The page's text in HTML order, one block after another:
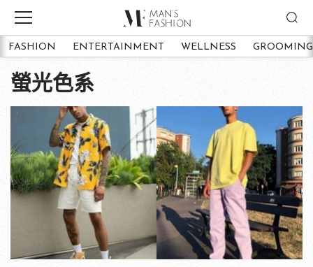
FASHION ENTERTAINMENT WELLNESS GROOMING
螢光色系